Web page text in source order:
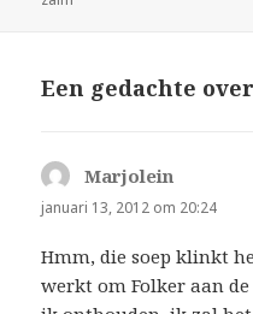
Een gedachte
Marjolein
januari 13, 2012 om 20:24
Hmm, die soep klinkt
werkt om Folker aan